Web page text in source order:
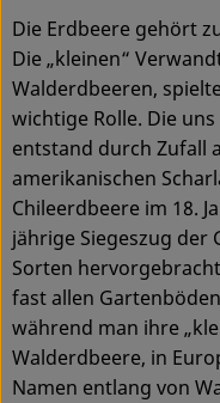
Blog & Aktuelles
Service
Die Erdbeere gehört
Die „kleinen“
Walderdbeeren,
wichtige Rolle. Die
entstand durch Zufall
amerikanischen
Chileerdbeere im 18.
jährige Siegeszug der
Sorten
fast allen
während man ihre
Walderdbeere, in
Namen entlang von